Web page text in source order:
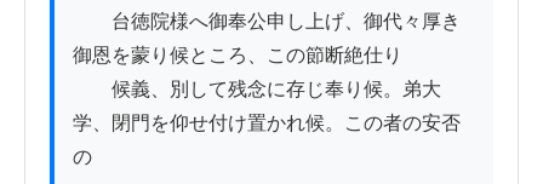
台徳院様へ御奉公申し上げ、御代々厚き
御恩を蒙り候ところ、この節断絶仕り
候義、別して残念に存じ奉り候。弟大
学、閉門を仰せ付け置かれ候。この者の安否
の